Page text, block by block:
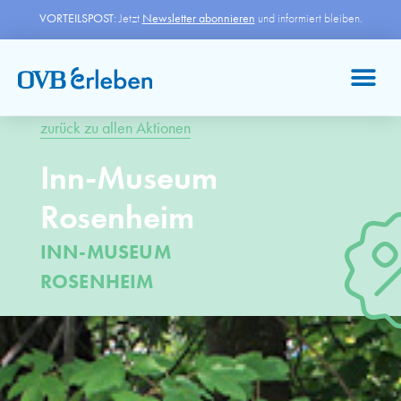
VORTEILSPOST:Jetzt Newsletter abonnieren und informiert bleiben.
zurück zu allen Aktionen
Inn-Museum
Rosenheim
INN-MUSEUM
ROSENHEIM